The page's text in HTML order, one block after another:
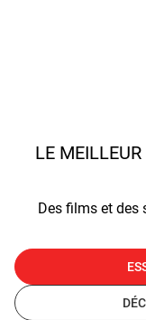
LE
Des films et des